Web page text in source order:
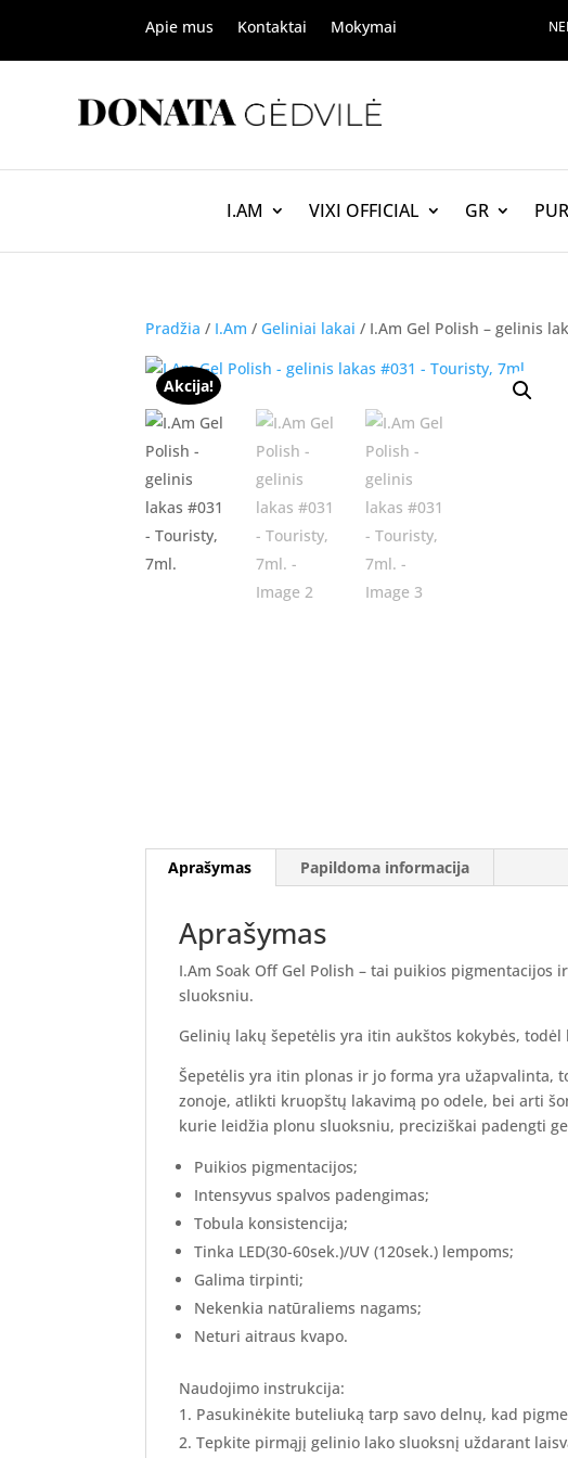
Apie mus Kontaktai Mokymai
I.AM VIXI OFFICIAL GR
Pradžia / I.Am / Geliniai lakai / I.Am Gel Polish – gelinis
Akcija!
Aprašymas Papildoma informacija
Aprašymas
I.Am Soak Off Gel Polish – tai puikios
sluoksniu.
Gelinių lakų šepetėlis yra itin aukštos kokybės,
Šepetėlis yra itin plonas ir jo forma yra užapvalinta,
zonoje, atlikti kruopštų lakavimą po odele, bei arti
kurie leidžia plonu sluoksniu, preciziškai padengti
Puikios pigmentacijos;
Intensyvus spalvos padengimas;
Tobula konsistencija;
Tinka LED(30-60sek.)/UV (120sek.) lempoms;
Galima tirpinti;
Nekenkia natūraliems nagams;
Neturi aitraus kvapo.
Naudojimo instrukcija:
Pasukinėkite buteliuką tarp savo delnų, kad
Tepkite pirmąjį gelinio lako sluoksnį uždarant